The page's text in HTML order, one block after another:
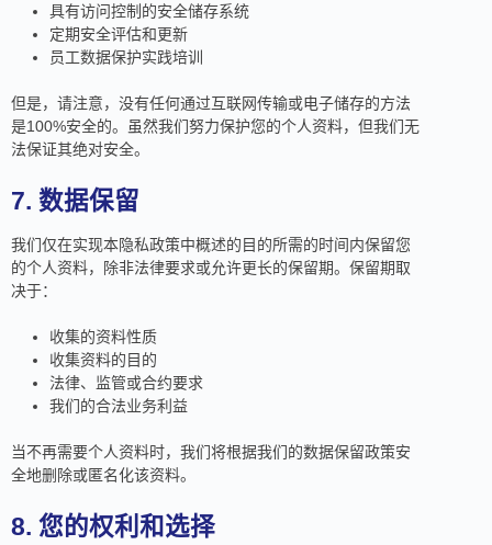
具有访问控制的安全储存系统
定期安全评估和更新
员工数据保护实践培训
但是，请注意，没有任何通过互联网传输或电子储存的方法
是100%安全的。虽然我们努力保护您的个人资料，但我们无
法保证其绝对安全。
7. 数据保留
我们仅在实现本隐私政策中概述的目的所需的时间内保留您
的个人资料，除非法律要求或允许更长的保留期。保留期取
决于：
收集的资料性质
收集资料的目的
法律、监管或合约要求
我们的合法业务利益
当不再需要个人资料时，我们将根据我们的数据保留政策安
全地删除或匿名化该资料。
8. 您的权利和选择